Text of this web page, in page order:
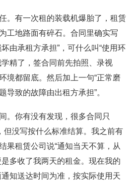
。有一次租的装载机爆胎了，租赁
工地路面有碎石。合同里确实写
由承租方承担”，可什么叫“使用环
精了，签合同前先拍照、录视
境都留底。然后加上一句“正常磨
导致的故障由出租方承担”。
。你有没有发现，很多合同只
但没写按什么标准结算。我之前有
果租赁公司说“通知当天不算，从
多收了我两天的租金。现在我的
知送达时间为准，按实际使用天